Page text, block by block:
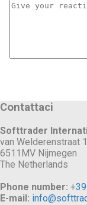
Contattaci
Softtrader
van Welderenstraat
6511MV Nijmegen
The Netherlands
Phone number: +
E-mail: